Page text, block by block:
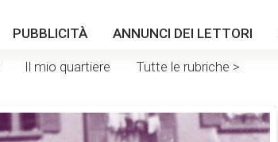
PUBBLICITÀ ANNUNCI DEI LETTORI
Il mio quartiere Tutte le rubriche >